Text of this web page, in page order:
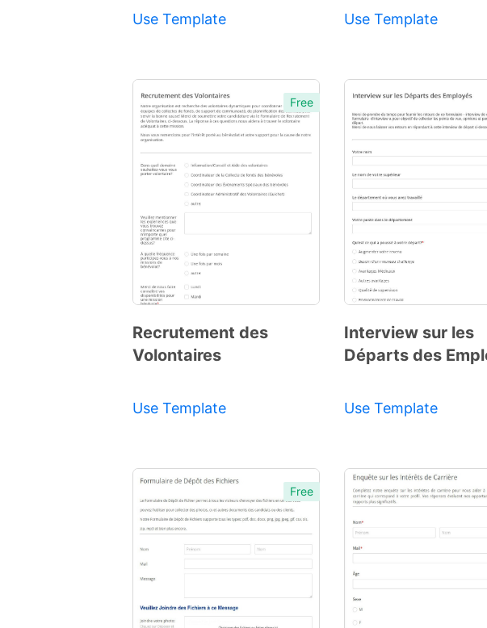
Preview
Template
Use Template
Preview
Template
Use Template
Free
Preview
Recrutement des
Volontaires
Use Template
Interview sur les
Départs des
Use Template
Free